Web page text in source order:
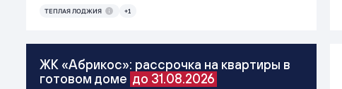
ТЕПЛАЯ ЛОДЖИЯ +1
ЖК «Абрикос»: рассрочка на квартиры в
готовом доме до 31.08.2026